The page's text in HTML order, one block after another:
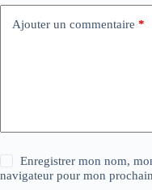
Ajouter un commentaire *
Enregistrer mon nom,
navigateur pour mon